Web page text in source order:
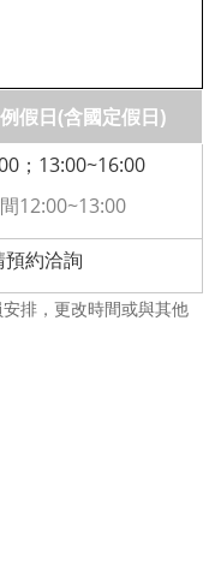
假日(含國定假日)
；13:00~16:00
12:00~13:00
預約洽詢
排，更改時間或與其他